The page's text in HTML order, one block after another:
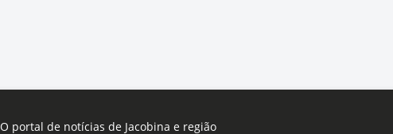
O portal de notícias de Jacobina e região